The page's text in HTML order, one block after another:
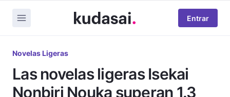
Entrar
Novelas Ligeras
Las novelas ligeras Isekai
Nonbiri Nouka superan 1.3